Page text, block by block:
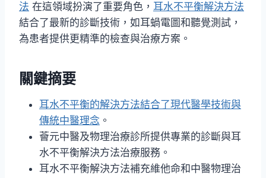
法 在這領域扮演了重要角色， 耳水不平衡解決方法
結合了最新的診斷技術，如耳蝸電圖和聽覺測試，
為患者提供更精準的檢查與治療方案。
關鍵摘要
耳水不平衡的解決方法結合了現代醫學技術與
傳統中醫理念 。
薈元中醫及物理治療診所提供專業的診斷與耳
水不平衡解決方法治療服務。
耳水不平衡解決方法補充維他命和中醫物理治